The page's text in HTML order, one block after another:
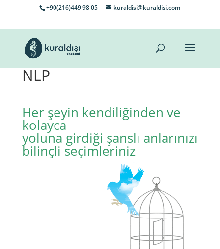
+90(216)449 98 05 kuraldisi@kuraldisi.com
NLP
Her şeyin kendiliğinden ve
kolayca
yoluna girdiği şanslı anlarınızı
bilinçli seçimleriniz